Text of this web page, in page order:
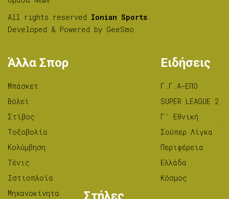
All rights reserved Ionian Sports .
Developed & Powered by GeeSmo .
Άλλα Σπορ
Μπάσκετ
Βόλεϊ
Στίβος
Tοξοβολία
Κολύμβηση
Τένις
Ιστιοπλοΐα
Μηχανοκίνητα
Ειδήσεις
Γ.Γ.Α-ΕΠΟ
SUPER LEAGUE 2
Γ’ Εθνική
Σούπερ Λίγκα
Περιφέρεια
Ελλάδα
Κόσμος
Στήλες